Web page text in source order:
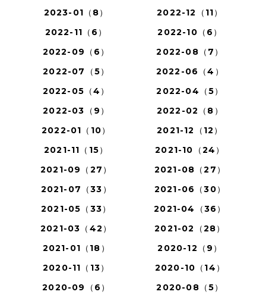
2023-01（8）
2022-12（11）
2022-11（6）
2022-10（6）
2022-09（6）
2022-08（7）
2022-07（5）
2022-06（4）
2022-05（4）
2022-04（5）
2022-03（9）
2022-02（8）
2022-01（10）
2021-12（12）
2021-11（15）
2021-10（24）
2021-09（27）
2021-08（27）
2021-07（33）
2021-06（30）
2021-05（33）
2021-04（36）
2021-03（42）
2021-02（28）
2021-01（18）
2020-12（9）
2020-11（13）
2020-10（14）
2020-09（6）
2020-08（5）